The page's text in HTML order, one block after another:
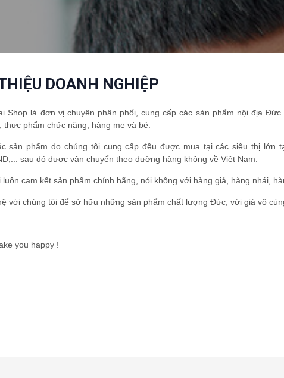
DOANH NGHIỆP
Shop là đơn vị chuyên phân phối, cung cấp các sản phẩm nội địa
thực phẩm chức năng, hàng mẹ và bé.
sản phẩm do chúng tôi cung cấp đều được mua tại các siêu thị lớn
sau đó được vận chuyển theo đường hàng không về Việt Nam.
luôn cam kết sản phẩm chính hãng, nói không với hàng giả, hàng nhái,
với chúng tôi để sở hữu những sản phẩm chất lượng Đức, với giá vô
you happy !